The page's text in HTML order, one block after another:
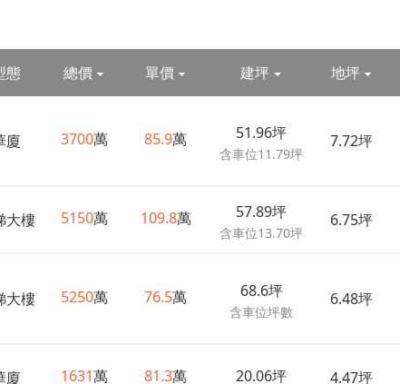
態 總價 單價 建坪 地坪
廈 3700萬 85.9萬 51.96坪
含車位11.79坪
7.72坪
大樓 5150萬 109.8萬 57.89坪
含車位13.70坪
6.75坪
大樓 5250萬 76.5萬 68.6坪
含車位坪數
6.48坪
廈 1631萬 81.3萬 20.06坪 4.47坪